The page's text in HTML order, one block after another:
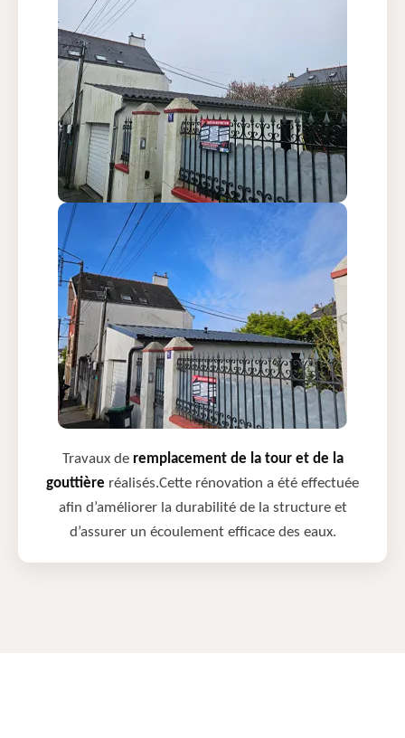
Travaux de remplacement de la tour et de la
gouttière réalisés.Cette rénovation a été effectuée
afin d’améliorer la durabilité de la structure et
d’assurer un écoulement efficace des eaux.